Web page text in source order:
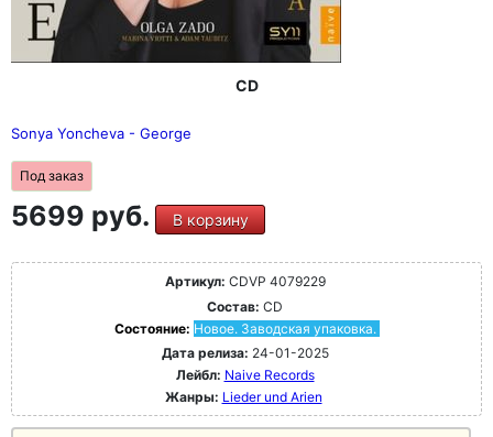
CD
Sonya Yoncheva - George
Под заказ
5699 руб. В корзину
Артикул: CDVP 4079229
Состав: CD
Состояние: Новое. Заводская упаковка.
Дата релиза: 24-01-2025
Лейбл: Naive Records
Жанры: Lieder und Arien